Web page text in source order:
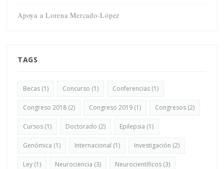
Apoya a Lorena Mercado-López
TAGS
Becas (1) Concurso (1) Conferencias (1)
Congreso 2018 (2) Congreso 2019 (1) Congresos (2)
Cursos (1) Doctorado (2) Epilepsia (1)
Genómica (1) Internacional (1) Investigación (2)
Ley (1) Neurociencia (3) Neurocientíficos (3)